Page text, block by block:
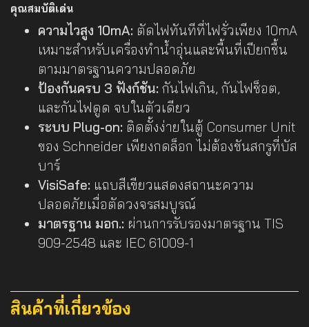
คุณสมบัติเด่น
ความไวสูง 10mA: ตัดไฟทันทีที่ไฟรั่วเพียง 10mA
เหมาะสำหรับเครื่องทำน้ำอุ่นและพื้นที่เปียกชื้น
ตามมาตรฐานความปลอดภัย
ป้องกันครบ 3 ฟังก์ชัน: กันไฟเกิน, กันไฟช็อต,
และกันไฟดูด จบในตัวเดียว
ระบบ Plug-on: ติดตั้งง่ายในตู้ Consumer Unit
ของ Schneider เพียงกดล็อก ไม่ต้องขันสกรูที่บัส
บาร์
VisiSafe: แถบสีเขียวแสดงสถานะความ
ปลอดภัยเมื่อตัดวงจรสมบูรณ์
มาตรฐาน มอก.: ผ่านการรับรองมาตรฐาน TIS
909-2548 และ IEC 61009-1
สินค้าที่เกี่ยวข้อง